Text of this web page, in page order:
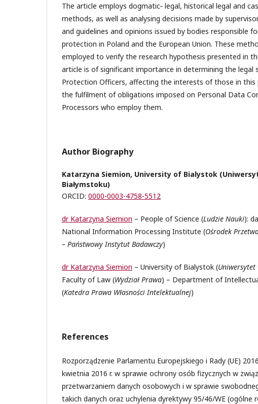
The article employs dogmatic‑ legal, historical legal and
methods, as well as analysing decisions made by
and guidelines and opinions issued by bodies responsible
protection in Poland and the European Union. These
employed to verify the research hypothesis presented in
article is of significant importance in determining the legal
Protection Officers, affecting the interests of those in this
the fulfilment of obligations imposed on Personal Data
Processors who employ them.
Author Biography
Katarzyna Siemion, University of Bialystok
Białymstoku)
ORCID: 0000-0003-4758-5512
dr Katarzyna Siemion – People of Science (Ludzie Nauki):
National Information Processing Institute (Ośrodek
– Państwowy Instytut Badawczy)
dr Katarzyna Siemion – University of Bialystok (Uniwersytet
Faculty of Law (Wydział Prawa) – Department of
(Katedra Prawa Własności Intelektualnej)
References
Rozporządzenie Parlamentu Europejskiego i Rady (UE)
kwietnia 2016 r. w sprawie ochrony osób fizycznych w
przetwarzaniem danych osobowych i w sprawie
takich danych oraz uchylenia dyrektywy 95/46/WE (ogólne